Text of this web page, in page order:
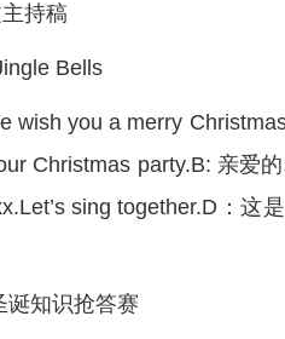
持稿
Bells
wish you a merry
Christmas party.B: 亲爱
sing together.D：这
诞知识抢答赛